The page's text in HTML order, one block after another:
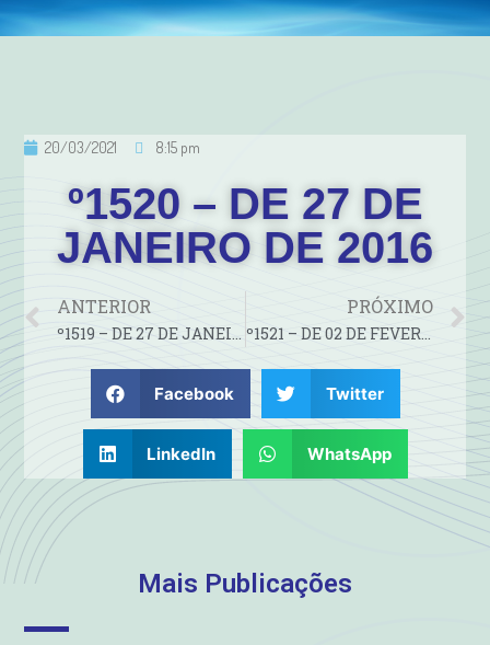
20/03/2021 8:15 pm
º1520 – DE 27 DE
JANEIRO DE 2016
ANTERIOR
º1519 – DE 27 DE JANEIRO DE 2016
PRÓXIMO
º1521 – DE 02 DE FEVEREIRO DE 2016
Facebook Twitter
LinkedIn WhatsApp
Mais Publicações